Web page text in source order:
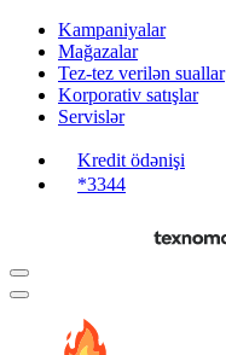
Kampaniyalar
Mağazalar
Tez-tez verilən suallar
Korporativ satışlar
Servislər
Kredit ödənişi
*3344